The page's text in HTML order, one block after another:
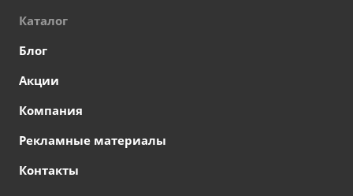
Каталог
Блог
Акции
Компания
Рекламные материалы
Контакты